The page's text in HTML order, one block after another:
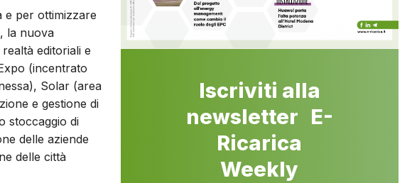
e per ottimizzare
la nuova
editoriali e
(incentrato
Solar (area
e gestione di
stoccaggio di
delle aziende
delle città
Iscriviti alla
newsletter E-
Ricarica
Weekly